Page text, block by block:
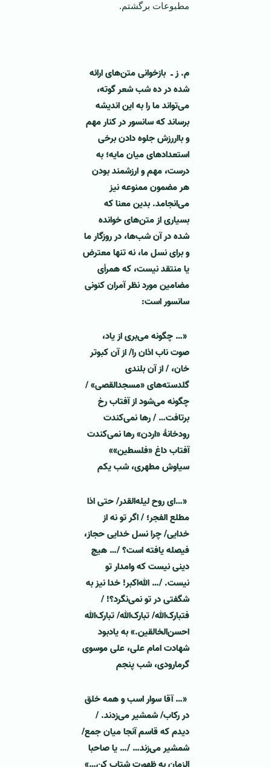
مطبوعات برگشتم.
م. ز ـ بازخوانی متن‌های ارائه
شده در ده شب شعر گوته،
می‌تواند ما را به این اندیشه
برساند که سانسور در کنار مهم
و بااررزش جلوه دادن برخی
استعدادهای میان مایه؛ به
درست، مهم و ارزشمند بودن
هر مضمون ممنوعه نیز
می‌انجامد. بدین معنا که
بسیاری از متن‌های خوانده
شده در آن شب‌ها، در روزگار ما
و برای نسل ما، نه تنها معترض
یا منتقد نیست، که همرأی
مضامین مورد نظر آمران کنونی
سانسور است:
«… چگونه می‌بری از یاد،
صوت ناب اذان را/ از آن کبوتر
خان، / از آن بلندی
گلدسته‌های «مسجدالقصی» /
چگونه می‌شود از آفتاب رخ
برتافت… /‌‌ رها نمی‌کندت
رودخانۀ «اردن» رها نمی‌کندت
آفتاب داغ «فلسطین»»
سیاوش مطهری، شب یکم
«…‌ای روح لیله‌القدر/ حتی اذا
مطلع الفجر؛ / اگر تو نه از
خدایی/ چرا نسل خدایی حجاز،
فیصله یافته است؟ /… هیچ
دینی نیست که وامدار تو
نیست. /… الله‌اکبر! خدا نیز به
شگفتی در تو نمی‌نگرد؟! /
فتبارک‌الله/ تبارک‌الله/ تبارک‌الله
احسن‌الخالقین.» به یادبود
شهادت امام علی، علی موسوی
گرمارودی، شب پنجم
«… آقا سوار اسب و همه خلق
در رکاب/ شمشیر می‌زدند. /
دیدم که قاسم آنجا میان جمع/
شمشیر می‌زند… /… یا صاحبا